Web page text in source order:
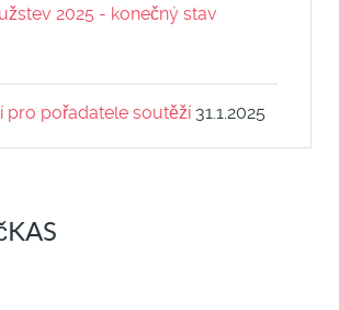
2025 - konečný stav
pro pořadatele soutěží 31.1.2025